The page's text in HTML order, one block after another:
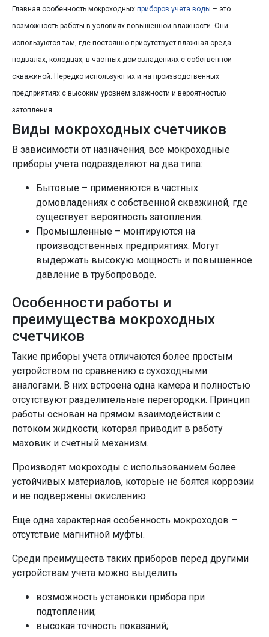
Главная особенность мокроходных приборов учета воды – это
возможность работы в условиях повышенной влажности. Они
используются там, где постоянно присутствует влажная среда:
подвалах, колодцах, в частных домовладениях с собственной
скважиной. Нередко используют их и на производственных
предприятиях с высоким уровнем влажности и вероятностью
затопления.
Виды мокроходных счетчиков
В зависимости от назначения, все мокроходные
приборы учета подразделяют на два типа:
Бытовые – применяются в частных
домовладениях с собственной скважиной, где
существует вероятность затопления.
Промышленные – монтируются на
производственных предприятиях. Могут
выдержать высокую мощность и повышенное
давление в трубопроводе.
Особенности работы и
преимущества мокроходных
счетчиков
Такие приборы учета отличаются более простым
устройством по сравнению с сухоходными
аналогами. В них встроена одна камера и полностью
отсутствуют разделительные перегородки. Принцип
работы основан на прямом взаимодействии с
потоком жидкости, которая приводит в работу
маховик и счетный механизм.
Производят мокроходы с использованием более
устойчивых материалов, которые не боятся коррозии
и не подвержены окислению.
Еще одна характерная особенность мокроходов –
отсутствие магнитной муфты.
Среди преимуществ таких приборов перед другими
устройствам учета можно выделить:
возможность установки прибора при
подтоплении;
высокая точность показаний;